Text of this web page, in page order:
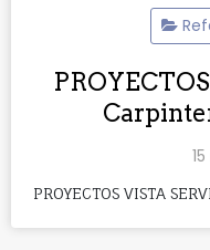
PROYECTOS VISTA